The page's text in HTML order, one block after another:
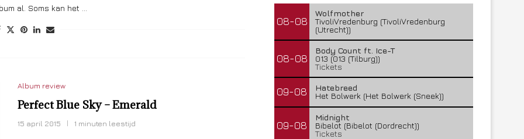
al. Soms kan het …
Album review
Perfect Blue Sky – Emerald
15 april 2015 1 minuten leestijd
08-08
Wolfmother
TivoliVredenburg (TivoliVredenburg
(Utrecht))
08-08
Body Count ft. Ice-T
013 (013 (Tilburg))
Tickets
09-08
Hatebreed
Het Bolwerk (Het Bolwerk (Sneek))
09-08
Midnight
Bibelot (Bibelot (Dordrecht))
Tickets